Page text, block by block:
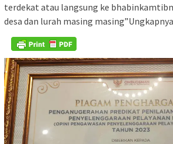
terdekat atau langsung ke
desa dan lurah masing